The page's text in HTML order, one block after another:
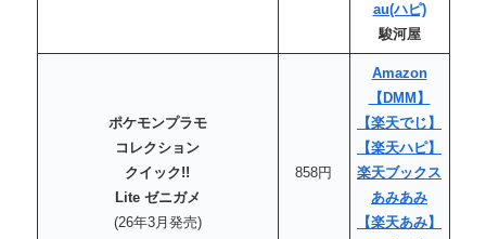
au(ハピ)
駿河屋
ポケモンプラモ
コレクション
クイック!!
Lite ゼニガメ
(26年3月発売)
858円
Amazon
【DMM】
【楽天でじ】
【楽天ハピ】
楽天ブックス
あみあみ
【楽天あみ】